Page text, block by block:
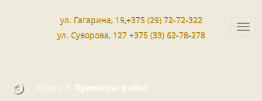
ул. Гагарина, 19,+375 (29) 72-72-322
ул. Суворова, 127 +375 (33) 62-78-278
Услуги Примеры работ